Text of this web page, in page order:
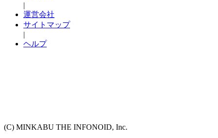
|
運営会社
サイトマップ
|
ヘルプ
(C) MINKABU THE INFONOID, Inc.